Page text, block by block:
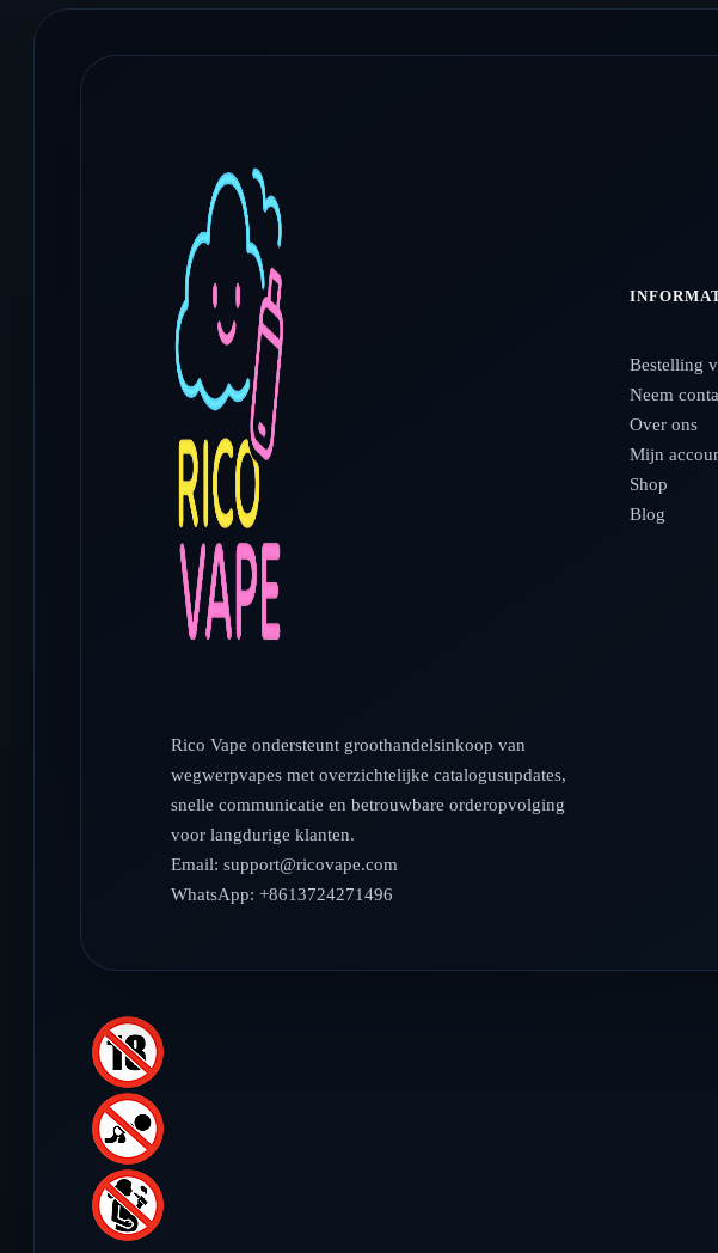
Rico Vape ondersteunt groothandelsinkoop van
wegwerpvapes met overzichtelijke catalogusupdates,
snelle communicatie en betrouwbare orderopvolging
voor langdurige klanten.
Email: support@ricovape.com
WhatsApp: +8613724271496
Bestelling
Neem
Over ons
Mijn
Shop
Blog